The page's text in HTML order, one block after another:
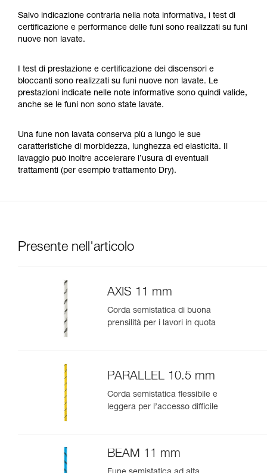
Salvo indicazione contraria nella nota informativa, i test di
certificazione e performance delle funi sono realizzati su funi
nuove non lavate.
I test di prestazione e certificazione dei discensori e
bloccanti sono realizzati su funi nuove non lavate. Le
prestazioni indicate nelle note informative sono quindi valide,
anche se le funi non sono state lavate.
Una fune non lavata conserva più a lungo le sue
caratteristiche di morbidezza, lunghezza ed elasticità. Il
lavaggio può inoltre accelerare l’usura di eventuali
trattamenti (per esempio trattamento Dry).
Presente nell'articolo
AXIS 11 mm
Corda semistatica di buona
prensilità per i lavori in quota
PARALLEL 10.5 mm
Corda semistatica flessibile e
leggera per l’accesso difficile
BEAM 11 mm